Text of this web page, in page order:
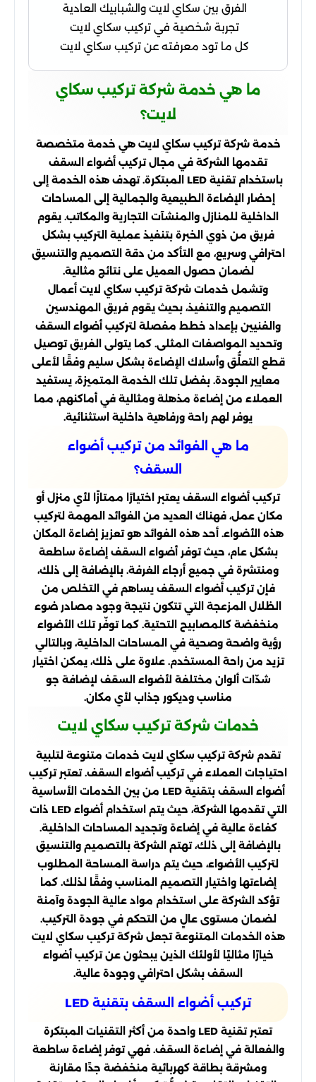
الفرق بين سكاي لايت والشبابيك العادية
تجربة شخصية في تركيب سكاي لايت
كل ما تود معرفته عن تركيب سكاي لايت
ما هي خدمة شركة تركيب سكاي
لايت؟
خدمة شركة تركيب سكاي لايت هي خدمة متخصصة
تقدمها الشركة في مجال تركيب أضواء السقف
باستخدام تقنية LED المبتكرة. تهدف هذه الخدمة إلى
إحضار الإضاءة الطبيعية والجمالية إلى المساحات
الداخلية للمنازل والمنشآت التجارية والمكاتب. يقوم
فريق من ذوي الخبرة بتنفيذ عملية التركيب بشكل
احترافي وسريع، مع التأكد من دقة التصميم والتنسيق
لضمان حصول العميل على نتائج مثالية.
وتشمل خدمات شركة تركيب سكاي لايت أعمال
التصميم والتنفيذ، بحيث يقوم فريق المهندسين
والفنيين بإعداد خطط مفصلة لتركيب أضواء السقف
وتحديد المواصفات المثلى. كما يتولى الفريق توصيل
قطع التعلُّق وأسلاك الإضاءة بشكل سليم وفقًا لأعلى
معايير الجودة. بفضل تلك الخدمة المتميزة، يستفيد
العملاء من إضاءة مذهلة ومثالية في أماكنهم، مما
يوفر لهم راحة ورفاهية داخلية استثنائية.
ما هي الفوائد من تركيب أضواء
السقف؟
تركيب أضواء السقف يعتبر اختيارًا ممتازًا لأي منزل أو
مكان عمل، فهناك العديد من الفوائد المهمة لتركيب
هذه الأضواء. أحد هذه الفوائد هو تعزيز إضاءة المكان
بشكل عام، حيث توفر أضواء السقف إضاءة ساطعة
ومنتشرة في جميع أرجاء الغرفة. بالإضافة إلى ذلك،
فإن تركيب أضواء السقف يساهم في التخلص من
الظلال المزعجة التي تتكون نتيجة وجود مصادر ضوء
منخفضة كالمصابيح التحتية. كما توفّر تلك الأضواء
رؤية واضحة وصحية في المساحات الداخلية، وبالتالي
تزيد من راحة المستخدم. علاوة على ذلك، يمكن اختيار
شدّات ألوان مختلفة لأضواء السقف لإضافة جو
مناسب وديكور جذاب لأي مكان.
خدمات شركة تركيب سكاي لايت
تقدم شركة تركيب سكاي لايت خدمات متنوعة لتلبية
احتياجات العملاء في تركيب أضواء السقف. تعتبر تركيب
أضواء السقف بتقنية LED من بين الخدمات الأساسية
التي تقدمها الشركة، حيث يتم استخدام أضواء LED ذات
كفاءة عالية في إضاءة وتجديد المساحات الداخلية.
بالإضافة إلى ذلك، تهتم الشركة بالتصميم والتنسيق
لتركيب الأضواء، حيث يتم دراسة المساحة المطلوب
إضاءتها واختيار التصميم المناسب وفقًا لذلك. كما
تؤكد الشركة على استخدام مواد عالية الجودة وآمنة
لضمان مستوى عالٍ من التحكم في جودة التركيب.
هذه الخدمات المتنوعة تجعل شركة تركيب سكاي لايت
خيارًا مثاليًا لأولئك الذين يبحثون عن تركيب أضواء
السقف بشكل احترافي وجودة عالية.
تركيب أضواء السقف بتقنية LED
تعتبر تقنية LED واحدة من أكثر التقنيات المبتكرة
والفعالة في إضاءة السقف. فهي توفر إضاءة ساطعة
ومشرقة بطاقة كهربائية منخفضة جدًا مقارنة